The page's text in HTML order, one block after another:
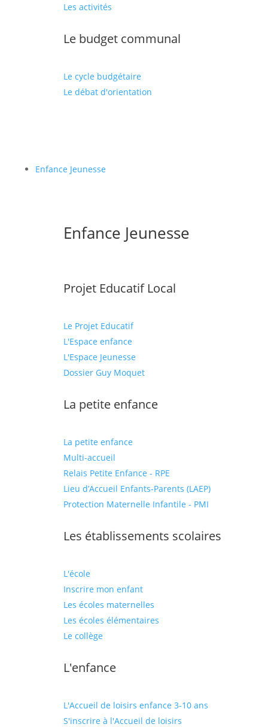
Les activités
Le budget communal
Le cycle budgétaire
Le débat d'orientation
Enfance Jeunesse
Enfance Jeunesse
Projet Educatif Local
Le Projet Educatif
L'Espace enfance
L'Espace Jeunesse
Dossier Guy Moquet
La petite enfance
La petite enfance
Multi-accueil
Relais Petite Enfance - RPE
Lieu d’Accueil Enfants-Parents (LAEP)
Protection Maternelle Infantile - PMI
Les établissements scolaires
L'école
Inscrire mon enfant
Les écoles maternelles
Les écoles élémentaires
Le collège
L'enfance
L'Accueil de loisirs enfance 3-10 ans
S'inscrire à l'Accueil de loisirs